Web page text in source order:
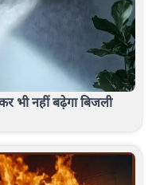
भी नहीं बढ़ेगा बिजली